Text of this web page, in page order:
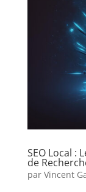
SEO Local :
de
par Vincent